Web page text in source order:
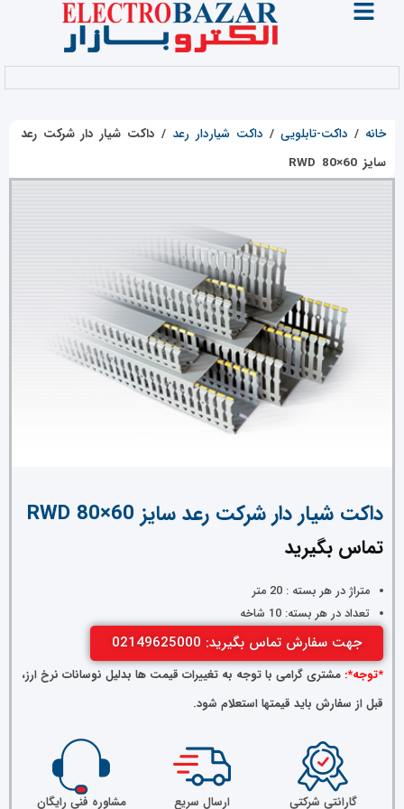
خانه / داکت-تابلویی / داکت شیاردار رعد / داکت شیار دار شرکت رعد
سایز RWD 80×60
داکت شیار دار شرکت رعد سایز RWD 80×60
تماس بگیرید
متراژ در هر بسته : 20 متر
تعداد در هر بسته: 10 شاخه
جهت سفارش تماس بگیرید: 02149625000
*توجه*: مشتری گرامی با توجه به تغییرات قیمت ها بدلیل نوسانات نرخ ارز،
قبل از سفارش باید قیمتها استعلام شود.
گارانتی شرکتی ارسال سریع مشاوره فنی رایگان